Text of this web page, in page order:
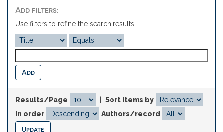
Add filters:
Use filters to refine the search results.
Results/Page
Sort items by
In order
Authors/record